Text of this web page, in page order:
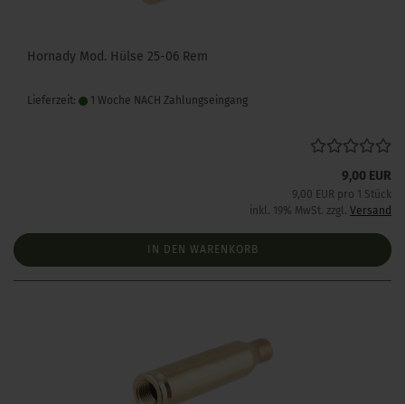
Hornady Mod. Hülse 25-06 Rem
Lieferzeit: 1 Woche NACH Zahlungseingang
9,00 EUR
9,00 EUR pro 1 Stück
inkl. 19% MwSt. zzgl. Versand
IN DEN WARENKORB